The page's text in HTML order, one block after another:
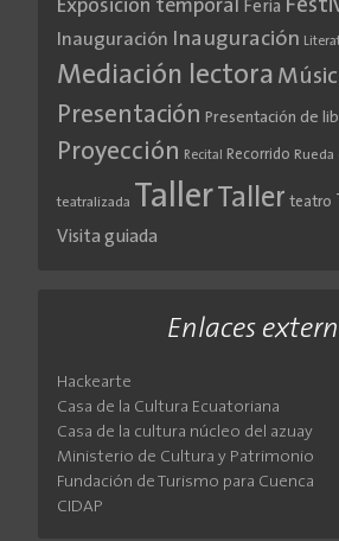
Exposición temporal Feria
Inauguración Inauguración
Mediación lectora
Presentación Presentación de
Proyección Recital Recorrido Rueda
teatralizada Taller Taller teatro
Visita guiada
Enlaces
Hackearte
Casa de la Cultura Ecuatoriana
Casa de la cultura núcleo del azuay
Ministerio de Cultura y Patrimonio
Fundación de Turismo para Cuenca
CIDAP